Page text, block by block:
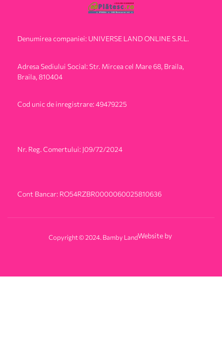
Denumirea companiei: UNIVERSE LAND ONLINE S.R.L.
Adresa Sediului Social: Str. Mircea cel Mare 68, Braila,
Braila, 810404
Cod unic de inregistrare: 49479225
Nr. Reg. Comertului: J09/72/2024
Cont Bancar: RO54RZBR0000060025810636
Copyright © 2024. Bamby LandWebsite by